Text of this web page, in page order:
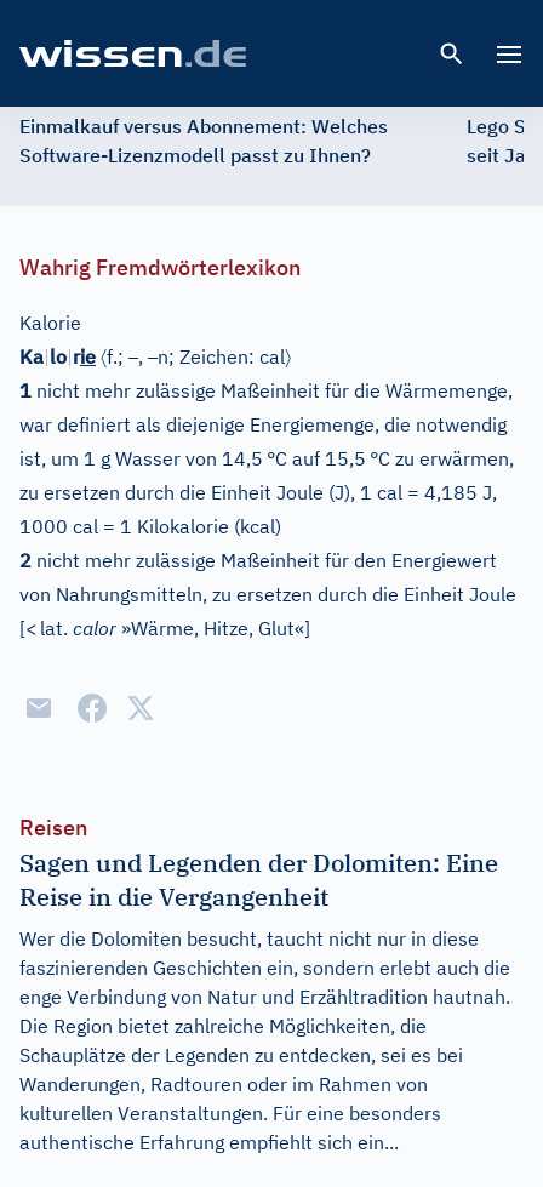
Einmalkauf versus Abonnement: Welches
Software-Lizenzmodell passt zu Ihnen?
Lego
seit
Wahrig Fremdwörterlexikon
Kalorie
Ka|lo|rie 〈f.;–,–n; Zeichen: cal〉
1 nicht mehr zulässige Maßeinheit für die Wärmemenge,
war definiert als diejenige Energiemenge, die notwendig
ist, um 1 g Wasser von 14,5 °C auf 15,5 °C zu erwärmen,
zu ersetzen durch die Einheit Joule (J), 1 cal = 4,185 J,
1000 cal = 1 Kilokalorie (kcal)
2 nicht mehr zulässige Maßeinheit für den Energiewert
von Nahrungsmitteln, zu ersetzen durch die Einheit Joule
[< lat. calor »Wärme, Hitze, Glut«]
Reisen
Sagen und Legenden der Dolomiten: Eine
Reise in die Vergangenheit
Wer die Dolomiten besucht, taucht nicht nur in diese
faszinierenden Geschichten ein, sondern erlebt auch die
enge Verbindung von Natur und Erzähltradition hautnah.
Die Region bietet zahlreiche Möglichkeiten, die
Schauplätze der Legenden zu entdecken, sei es bei
Wanderungen, Radtouren oder im Rahmen von
kulturellen Veranstaltungen. Für eine besonders
authentische Erfahrung empfiehlt sich ein...